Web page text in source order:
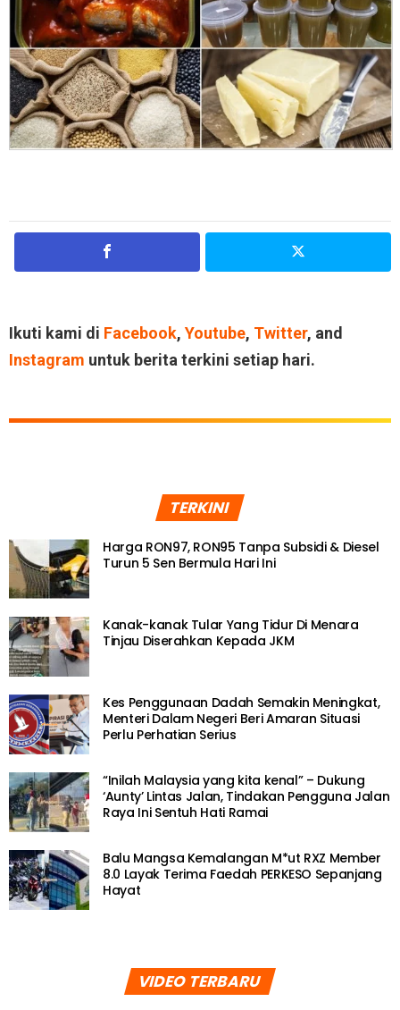
Ikuti kami di Facebook, Youtube, Twitter, and
Instagram untuk berita terkini setiap hari.
TERKINI
Harga RON97, RON95 Tanpa Subsidi & Diesel
Turun 5 Sen Bermula Hari Ini
Kanak-kanak Tular Yang Tidur Di Menara
Tinjau Diserahkan Kepada JKM
Kes Penggunaan Dadah Semakin Meningkat,
Menteri Dalam Negeri Beri Amaran Situasi
Perlu Perhatian Serius
“Inilah Malaysia yang kita kenal” – Dukung
‘Aunty’ Lintas Jalan, Tindakan Pengguna Jalan
Raya Ini Sentuh Hati Ramai
Balu Mangsa Kemalangan M*ut RXZ Member
8.0 Layak Terima Faedah PERKESO Sepanjang
Hayat
VIDEO TERBARU